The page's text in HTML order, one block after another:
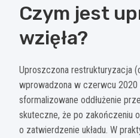
Czym jest
wzięła?
Uproszczona restrukturyzacja
wprowadzona w czerwcu 2020
sformalizowane oddłużenie
skuteczne, że po zakończeniu
o zatwierdzenie układu. W